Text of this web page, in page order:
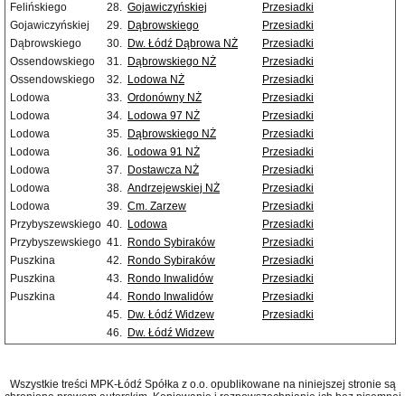
Felińskiego
28. Gojawiczyńskiej
Przesiadki
Gojawiczyńskiej
29. Dąbrowskiego
Przesiadki
Dąbrowskiego
30. Dw. Łódź Dąbrowa NŻ
Przesiadki
Ossendowskiego
31. Dąbrowskiego NŻ
Przesiadki
Ossendowskiego
32. Lodowa NŻ
Przesiadki
Lodowa
33. Ordonówny NŻ
Przesiadki
Lodowa
34. Lodowa 97 NŻ
Przesiadki
Lodowa
35. Dąbrowskiego NŻ
Przesiadki
Lodowa
36. Lodowa 91 NŻ
Przesiadki
Lodowa
37. Dostawcza NŻ
Przesiadki
Lodowa
38. Andrzejewskiej NŻ
Przesiadki
Lodowa
39. Cm. Zarzew
Przesiadki
Przybyszewskiego 40. Lodowa
Przesiadki
Przybyszewskiego 41. Rondo Sybiraków
Przesiadki
Puszkina
42. Rondo Sybiraków
Przesiadki
Puszkina
43. Rondo Inwalidów
Przesiadki
Puszkina
44. Rondo Inwalidów
Przesiadki
45. Dw. Łódź Widzew
Przesiadki
46. Dw. Łódź Widzew
Wszystkie treści MPK-Łódź Spółka z o.o. opublikowane na niniejszej stronie są